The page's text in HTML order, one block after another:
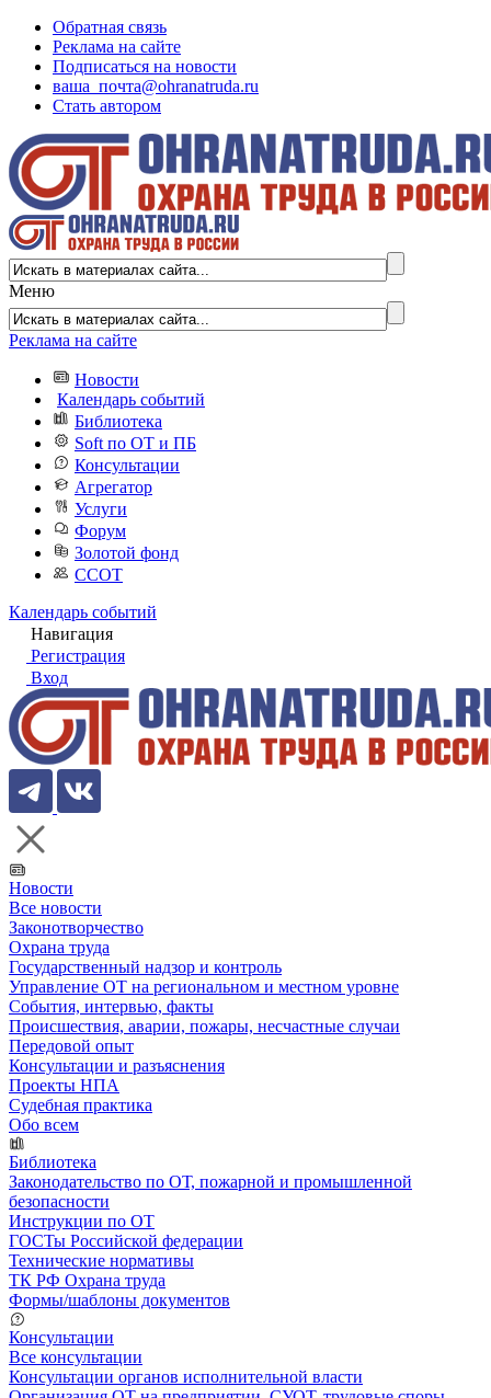
Обратная связь
Реклама на сайте
Подписаться на новости
ваша_почта@ohranatruda.ru
Стать автором
Меню
Реклама на сайте
Новости
Календарь событий
Библиотека
Soft по ОТ и ПБ
Консультации
Агрегатор
Услуги
Форум
Золотой фонд
ССОТ
Календарь событий
Навигация
Регистрация
Вход
Новости
Все новости
Законотворчество
Охрана труда
Государственный надзор и контроль
Управление ОТ на региональном и местном уровне
События, интервью, факты
Происшествия, аварии, пожары, несчастные случаи
Передовой опыт
Консультации и разъяснения
Проекты НПА
Судебная практика
Обо всем
Библиотека
Законодательство по ОТ, пожарной и промышленной
безопасности
Инструкции по ОТ
ГОСТы Российской федерации
Технические нормативы
ТК РФ Охрана труда
Формы/шаблоны документов
Консультации
Все консультации
Консультации органов исполнительной власти